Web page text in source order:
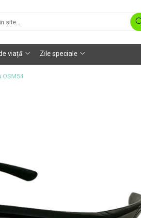
viață Zile speciale
OSM54